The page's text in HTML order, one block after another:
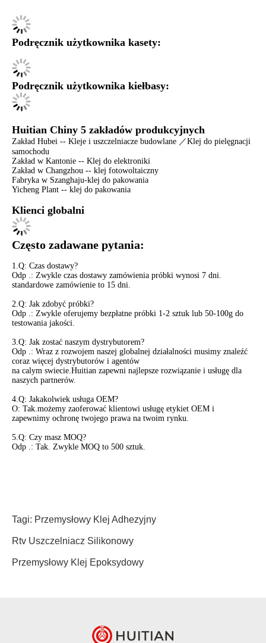
Podręcznik użytkownika kasety:
Podręcznik użytkownika kiełbasy:
Huitian Chiny 5 zakładów produkcyjnych
Zakład Hubei -- Kleje i uszczelniacze budowlane ／Klej do pielęgnacji
samochodu
Zakład w Kantonie -- Klej do elektroniki
Zakład w Changzhou -- klej fotowoltaiczny
Fabryka w Szanghaju-klej do pakowania
Yicheng Plant -- klej do pakowania
Klienci globalni
Często zadawane pytania:
1.Q: Czas dostawy?
Odp .: Zwykle czas dostawy zamówienia próbki wynosi 7 dni.
standardowe zamówienie to 15 dni.
2.Q: Jak zdobyć próbki?
Odp .: Zwykle oferujemy bezpłatne próbki 1-2 sztuk lub 50-100g do
testowania jakości.
3.Q: Jak zostać naszym dystrybutorem?
Odp .: Wraz z rozwojem naszej globalnej działalności musimy znaleźć
coraz więcej dystrybutorów i agentów
na calym swiecie.Huitian zapewni najlepsze rozwiązanie i usługę dla
naszych partnerów.
4.Q: Jakakolwiek usługa OEM?
O: Tak.możemy zaoferować klientowi usługę etykiet OEM i
zapewnimy ochronę twojego prawa na twoim rynku.
5.Q: Czy masz MOQ?
Odp .: Tak. Zwykle MOQ to 500 sztuk.
Tagi: Przemysłowy Klej Adhezyjny
Rtv Uszczelniacz Silikonowy
Przemysłowy Klej Epoksydowy